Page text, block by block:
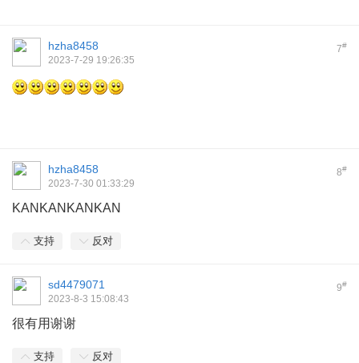
7#
hzha8458
2023-7-29 19:26:35
8#
hzha8458
2023-7-30 01:33:29
KANKANKANKAN
支持 反对
9#
sd4479071
2023-8-3 15:08:43
很有用谢谢
支持 反对